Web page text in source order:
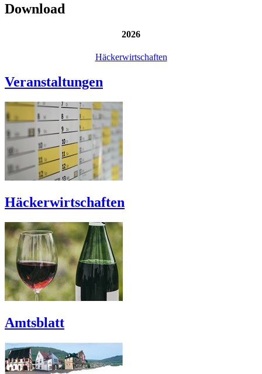
Download
2026
Häckerwirtschaften
Veranstaltungen
Häckerwirtschaften
Amtsblatt